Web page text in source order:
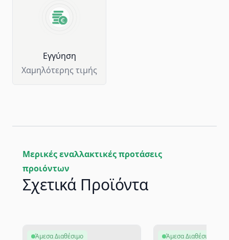
Eγγύηση
Χαμηλότερης τιμής
Μερικές εναλλακτικές προτάσεις
προιόντων
Σχετικά Προϊόντα
Άμεσα Διαθέσιμο Άμεσα Διαθέσιμο